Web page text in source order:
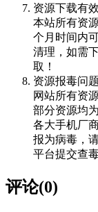
资源下载有
本站所有资
个月时间内
清理，如需
取！
资源报毒问题
网站所有资
部分资源均
各大手机厂
报为病毒，
平台提交查毒
评论(0)